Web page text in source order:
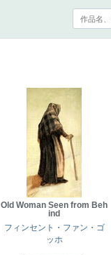
Old Woman Seen from Beh
ind
フィンセント・ファン・ゴ
ッホ